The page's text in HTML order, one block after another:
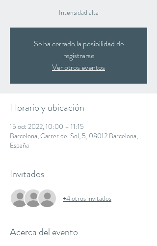
Intensidad alta
Se ha cerrado la posibilidad de
registrarse
Ver otros eventos
Horario y ubicación
15 oct 2022, 10:00 – 11:15
Barcelona, Carrer del Sol, 5, 08012 Barcelona,
España
Invitados
+4 otros invitados
Acerca del evento